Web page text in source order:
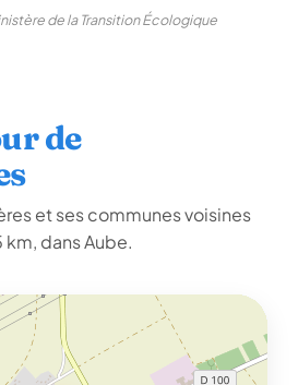
de la Transition Écologique
de
et ses communes voisines
km, dans Aube.